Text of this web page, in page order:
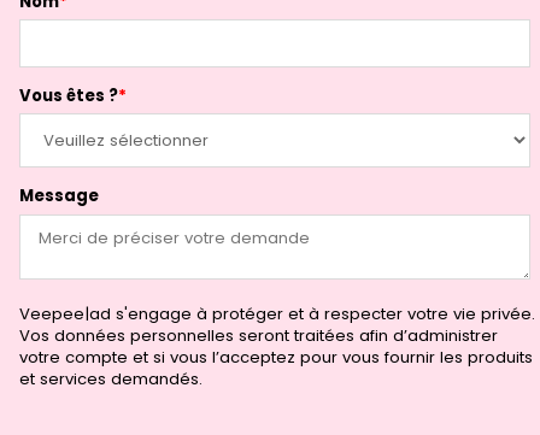
Vous êtes ?*
Message
Veepee|ad s'engage à protéger et à respecter votre vie privée.
Vos données personnelles seront traitées afin d’administrer
votre compte et si vous l’acceptez pour vous fournir les produits
et services demandés.